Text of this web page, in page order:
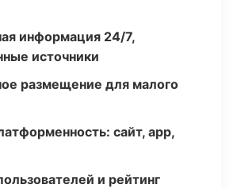
информация 24/7,
источники
размещение для малого
сайт, app,
и рейтинг